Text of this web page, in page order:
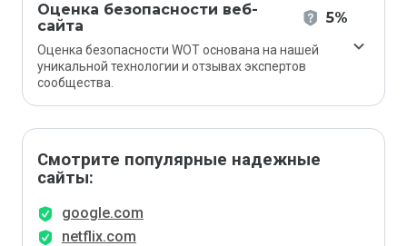
Оценка безопасности веб-
сайта
5%
Оценка безопасности WOT основана на нашей
уникальной технологии и отзывах экспертов
сообщества.
Смотрите популярные надежные
сайты:
google.com
netflix.com